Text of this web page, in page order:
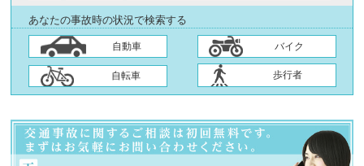
あなたの事故時の状況で検索する
自動車 バイク
自転車 歩行者